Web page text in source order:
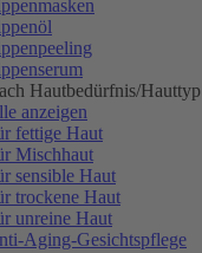
Hautbedürfnis/Hauttyp
anzeigen
fettige Haut
Mischhaut
sensible Haut
trockene Haut
unreine Haut
Aging-Gesichtspflege